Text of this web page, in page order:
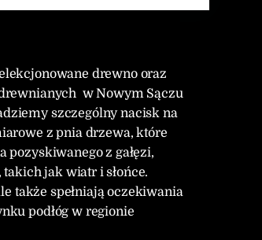
drewno oraz
w Nowym Sączu
szczególny nacisk na
z pnia drzewa, które
z gałęzi,
jak wiatr i słońce.
także spełniają oczekiwania
podłóg w regionie